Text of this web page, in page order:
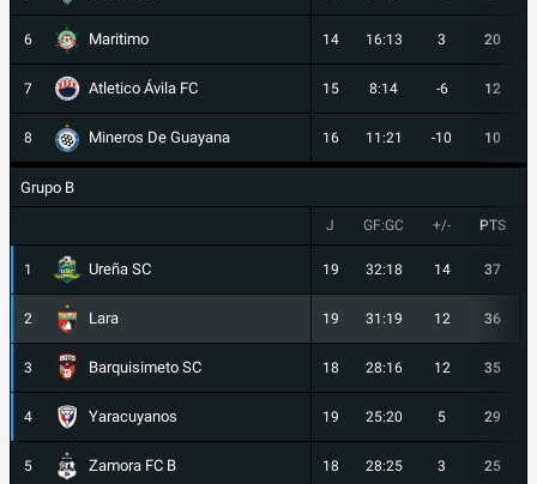
6 Maritimo 14 16:13 3 20
7 Atletico Ávila FC 15 8:14 -6 12
8 Mineros De Guayana 16 11:21 -10 10
Grupo B
J GF:GC +/- PTS
1 Ureña SC 19 32:18 14 37
2 Lara 19 31:19 12 36
3 Barquisimeto SC 18 28:16 12 35
4 Yaracuyanos 19 25:20 5 29
5 Zamora FC B 18 28:25 3 25